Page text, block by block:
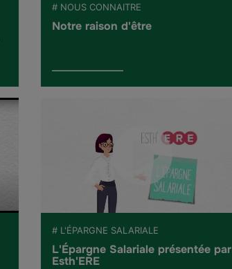
# NOUS CONNAITRE
Notre raison d'être
# L'ÉPARGNE SALARIALE
L'Épargne Salariale présentée par
Esth'ERE